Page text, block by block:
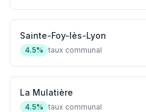
Sainte-Foy-lès-Lyon
4.5% taux communal
La Mulatière
4.5% taux communal